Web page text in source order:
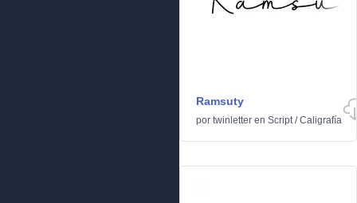
Ramsuty
por twinletter en Script/Caligrafía